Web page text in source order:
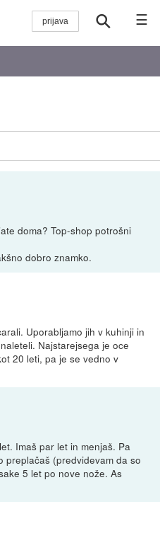
☰
doma? Top-shop potrošni
dobro znamko.
Uporabljamo jih v kuhinji in
Najstarejsega je oce
20 leti, pa je se vedno v
Imaš par let in menjaš. Pa
preplačaš (predvidevam da so
5 let po nove nože. As